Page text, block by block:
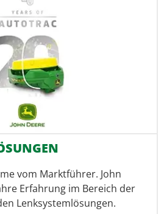
vom Marktführer. John
Erfahrung im Bereich der
Lenksystemlösungen.